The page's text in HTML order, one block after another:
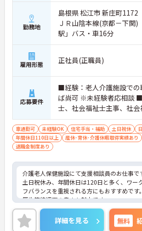
勤務地
島根県 松江市 新庄町1172
ＪＲ山陰本線(京都－下関)
駅」バス・車16分
雇用形態 正社員(正職員)
応募要件
■経験：老人介護施設で
ば尚可 ※未経験者応相談
士、社会福祉士主事、社
か必須
車通勤可 未経験OK 住宅手当・補助 土日祝休
年間休日110日以上
産休･育休･介護休暇取得実績あり
退職金制度あり
介護老人保健施設にて支援相談員のお仕事で
土日祝休み、年間休日は120日と多く、ワー
フバランスを重視される方にもおすすめです
厚生等待遇面の良さも魅力です。
ご興味のある方には、面接対策ポイントなど
に詳細をお話しいたしますのでお気軽にご相
さい！
詳細を見る 無料